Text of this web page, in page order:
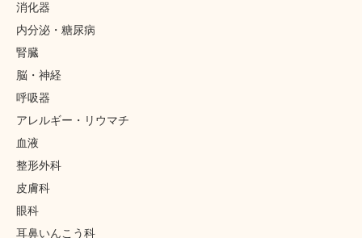
消化器
内分泌・糖尿病
腎臓
脳・神経
呼吸器
アレルギー・リウマチ
血液
整形外科
皮膚科
眼科
耳鼻いんこう科